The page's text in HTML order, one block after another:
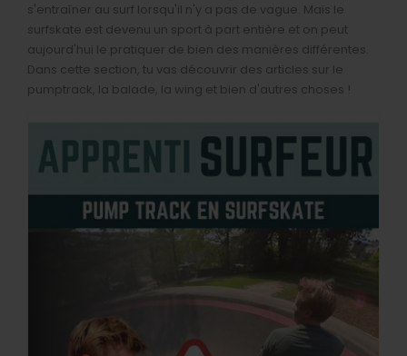
s'entraîner au surf lorsqu'il n'y a pas de vague. Mais le
surfskate est devenu un sport à part entière et on peut
aujourd'hui le pratiquer de bien des manières différentes.
Dans cette section, tu vas découvrir des articles sur le
pumptrack, la balade, la wing et bien d'autres choses !